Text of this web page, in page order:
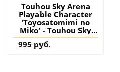
Touhou Sky Arena
Playable Character
'Toyosatomimi no
Miko' - Touhou Sky
Arena Matsuri Climax
PS4 (Турция) купить
995 руб.